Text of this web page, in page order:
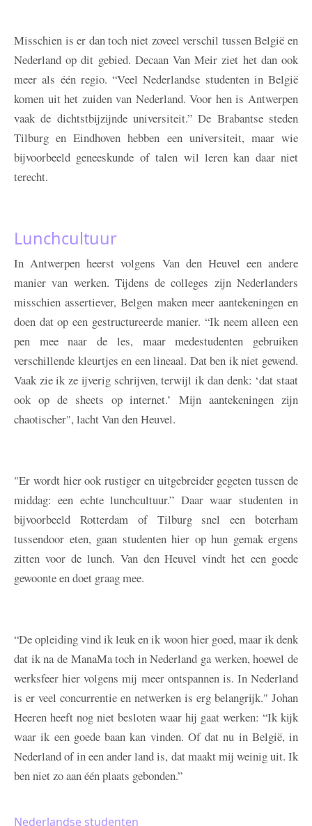
Misschien is er dan toch niet zoveel verschil tussen België en
Nederland op dit gebied. Decaan Van Meir ziet het dan ook
meer als één regio. “Veel Nederlandse studenten in België
komen uit het zuiden van Nederland. Voor hen is Antwerpen
vaak de dichtstbijzijnde universiteit.” De Brabantse steden
Tilburg en Eindhoven hebben een universiteit, maar wie
bijvoorbeeld geneeskunde of talen wil leren kan daar niet
terecht.
Lunchcultuur
In Antwerpen heerst volgens Van den Heuvel een andere
manier van werken. Tijdens de colleges zijn Nederlanders
misschien assertiever, Belgen maken meer aantekeningen en
doen dat op een gestructureerde manier. “Ik neem alleen een
pen mee naar de les, maar medestudenten gebruiken
verschillende kleurtjes en een lineaal. Dat ben ik niet gewend.
Vaak zie ik ze ijverig schrijven, terwijl ik dan denk: ‘dat staat
ook op de sheets op internet.’ Mijn aantekeningen zijn
chaotischer", lacht Van den Heuvel.
"Er wordt hier ook rustiger en uitgebreider gegeten tussen de
middag: een echte lunchcultuur.” Daar waar studenten in
bijvoorbeeld Rotterdam of Tilburg snel een boterham
tussendoor eten, gaan studenten hier op hun gemak ergens
zitten voor de lunch. Van den Heuvel vindt het een goede
gewoonte en doet graag mee.
“De opleiding vind ik leuk en ik woon hier goed, maar ik denk
dat ik na de ManaMa toch in Nederland ga werken, hoewel de
werksfeer hier volgens mij meer ontspannen is. In Nederland
is er veel concurrentie en netwerken is erg belangrijk." Johan
Heeren heeft nog niet besloten waar hij gaat werken: “Ik kijk
waar ik een goede baan kan vinden. Of dat nu in België, in
Nederland of in een ander land is, dat maakt mij weinig uit. Ik
ben niet zo aan één plaats gebonden.”
Nederlandse studenten